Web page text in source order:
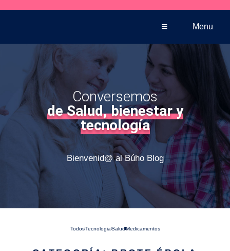
Menu
Conversemos
de Salud, bienestar y
tecnología
Bienvenid@ al Búho Blog
TodosTecnologiaSaludMedicamentos